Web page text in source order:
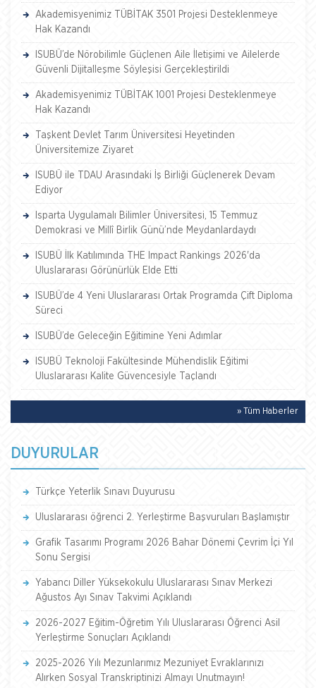
Akademisyenimiz TÜBİTAK 3501 Projesi Desteklenmeye
Hak Kazandı
ISUBÜ’de Nörobilimle Güçlenen Aile İletişimi ve Ailelerde
Güvenli Dijitalleşme Söyleşisi Gerçekleştirildi
Akademisyenimiz TÜBİTAK 1001 Projesi Desteklenmeye
Hak Kazandı
Taşkent Devlet Tarım Üniversitesi Heyetinden
Üniversitemize Ziyaret
ISUBÜ ile TDAU Arasındaki İş Birliği Güçlenerek Devam
Ediyor
Isparta Uygulamalı Bilimler Üniversitesi, 15 Temmuz
Demokrasi ve Millî Birlik Günü’nde Meydanlardaydı
ISUBÜ İlk Katılımında THE Impact Rankings 2026'da
Uluslararası Görünürlük Elde Etti
ISUBÜ’de 4 Yeni Uluslararası Ortak Programda Çift Diploma
Süreci
ISUBÜ’de Geleceğin Eğitimine Yeni Adımlar
ISUBÜ Teknoloji Fakültesinde Mühendislik Eğitimi
Uluslararası Kalite Güvencesiyle Taçlandı
» Tüm Haberler
DUYURULAR
Türkçe Yeterlik Sınavı Duyurusu
Uluslararası öğrenci 2. Yerleştirme Başvuruları Başlamıştır
Grafik Tasarımı Programı 2026 Bahar Dönemi Çevrim İçi Yıl
Sonu Sergisi
Yabancı Diller Yüksekokulu Uluslararası Sınav Merkezi
Ağustos Ayı Sınav Takvimi Açıklandı
2026-2027 Eğitim-Öğretim Yılı Uluslararası Öğrenci Asil
Yerleştirme Sonuçları Açıklandı
2025-2026 Yılı Mezunlarımız Mezuniyet Evraklarınızı
Alırken Sosyal Transkriptinizi Almayı Unutmayın!